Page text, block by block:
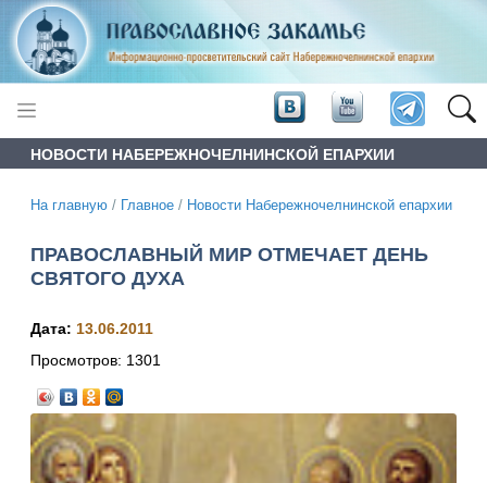
НОВОСТИ НАБЕРЕЖНОЧЕЛНИНСКОЙ ЕПАРХИИ
На главную / Главное / Новости Набережночелнинской епархии
ПРАВОСЛАВНЫЙ МИР ОТМЕЧАЕТ ДЕНЬ
СВЯТОГО ДУХА
Дата: 13.06.2011
Просмотров: 1301